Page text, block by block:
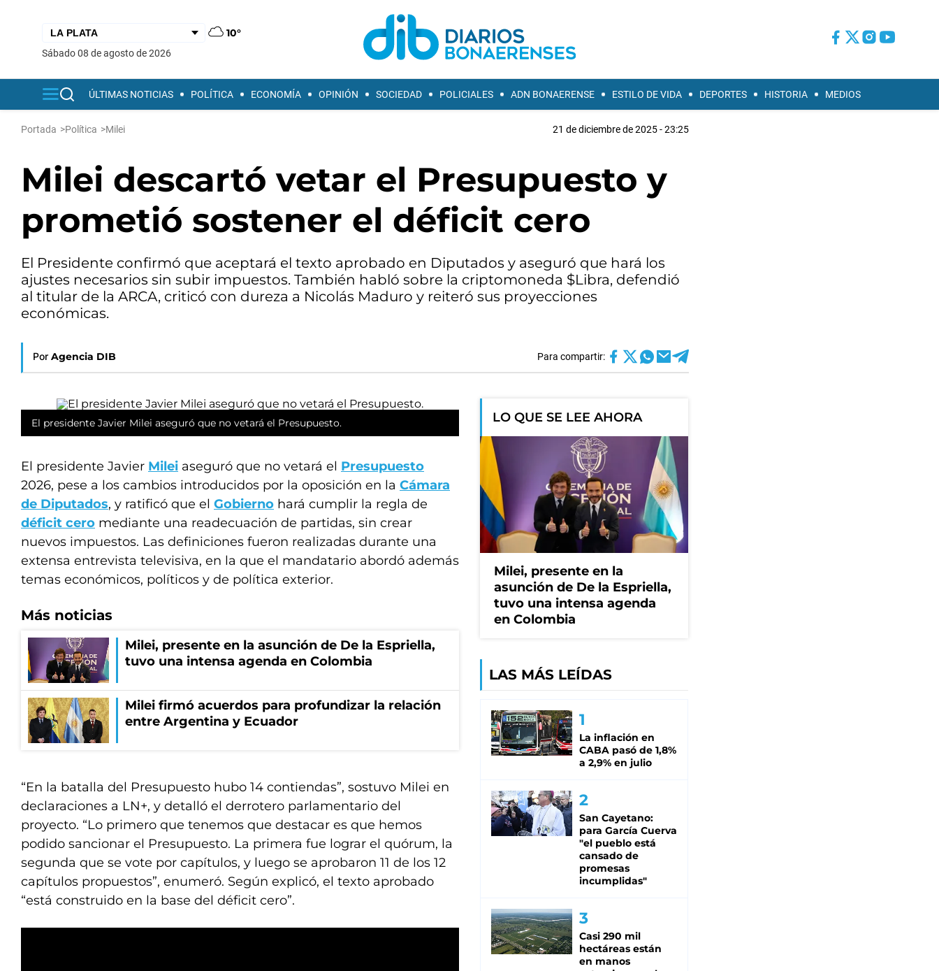
10°
sábado 08 de agosto de 2026
ÚLTIMAS NOTICIAS POLÍTICA ECONOMÍA OPINIÓN SOCIEDAD POLICIALES ADN BONAERENSE ESTILO DE VIDA DEPORTES HISTORIA MEDIOS
Portada >Política >Milei 21 de diciembre de 2025 - 23:25
Milei descartó vetar el Presupuesto y
prometió sostener el déficit cero
El Presidente confirmó que aceptará el texto aprobado en Diputados y aseguró que hará los
ajustes necesarios sin subir impuestos. También habló sobre la criptomoneda $Libra, defendió
al titular de la ARCA, criticó con dureza a Nicolás Maduro y reiteró sus proyecciones
económicas.
Por Agencia DIB Para compartir:
El presidente Javier Milei aseguró que no vetará el Presupuesto.
El presidente Javier Milei aseguró que no vetará el Presupuesto
2026, pese a los cambios introducidos por la oposición en la Cámara
de Diputados, y ratificó que el Gobierno hará cumplir la regla de
déficit cero mediante una readecuación de partidas, sin crear
nuevos impuestos. Las definiciones fueron realizadas durante una
extensa entrevista televisiva, en la que el mandatario abordó además
temas económicos, políticos y de política exterior.
Más noticias
Milei, presente en la asunción de De la Espriella,
tuvo una intensa agenda en Colombia
Milei firmó acuerdos para profundizar la relación
entre Argentina y Ecuador
“En la batalla del Presupuesto hubo 14 contiendas”, sostuvo Milei en
declaraciones a LN+, y detalló el derrotero parlamentario del
proyecto. “Lo primero que tenemos que destacar es que hemos
podido sancionar el Presupuesto. La primera fue lograr el quórum, la
segunda que se vote por capítulos, y luego se aprobaron 11 de los 12
capítulos propuestos”, enumeró. Según explicó, el texto aprobado
“está construido en la base del déficit cero”.
LO QUE SE LEE AHORA
Milei, presente en la
asunción de De la Espriella,
tuvo una intensa agenda
en Colombia
LAS MÁS LEÍDAS
La inflación en
CABA pasó de 1,8%
a 2,9% en julio
San Cayetano:
para García Cuerva
"el pueblo está
cansado de
promesas
incumplidas"
Casi 290 mil
hectáreas están
en manos